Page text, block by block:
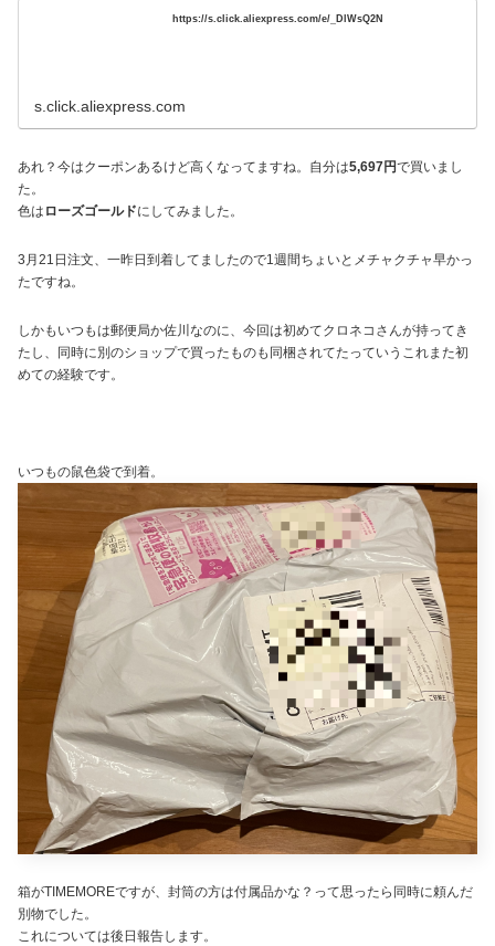
https://s.click.aliexpress.com/e/_DlWsQ2N
s.click.aliexpress.com
あれ？今はクーポンあるけど高くなってますね。自分は5,697円で買いまし
た。
色は ローズゴールドにしてみました。
3月21日注文、一昨日到着してましたので1週間ちょいとメチャクチャ早かっ
たですね。
しかもいつもは郵便局か佐川なのに、今回は初めてクロネコさんが持ってき
たし、同時に別のショップで買ったものも同梱されてたっていうこれまた初
めての経験です。
いつもの鼠色袋で到着。
箱がTIMEMOREですが、封筒の方は付属品かな？って思ったら同時に頼んだ
別物でした。
これについては後日報告します。